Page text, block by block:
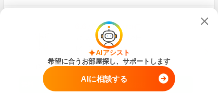
画像：9枚
万円 管理費2,000円
9.9万円 礼 6.6万円
24.42m2 2階
ネット無料 最上階
空室状況をお問い合わせ
AIアシスト
希望に合うお部屋探し、サポートします
AIに相談する